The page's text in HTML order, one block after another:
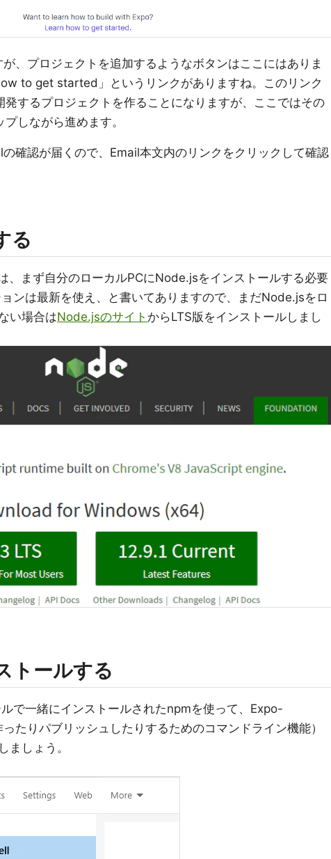
、プロジェクトを追加するようなボタンはここにはありま
to get started」というリンクがありますね。このリンク
するプロジェクトを作ることになりますが、ここではその
しながら進めます。
確認が届くので、Email本文内のリンクをクリックして確認
る
、まず自分のローカルPCにNode.jsをインストールする必要
ンは最新を使え、と書いてありますので、まだNode.jsをロ
い場合はNode.jsのサイト からLTS版をインストールしまし
トールする
で一緒にインストールされたnpmを使って、Expo-
たりパブリッシュしたりするためのコマンドライン機能）
ましょう。